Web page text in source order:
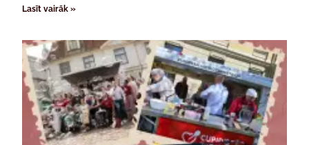
Lasīt vairāk »